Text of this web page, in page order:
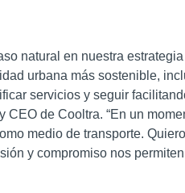
natural en nuestra
urbana más sostenible,
servicios y seguir
CEO de Cooltra. “En un
medio de transporte.
y compromiso nos